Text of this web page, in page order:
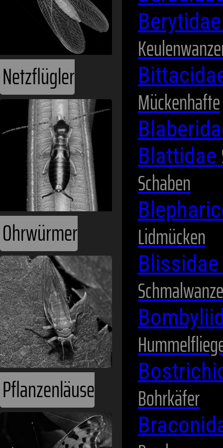
Netzflügler
Ohrwürmer
Pflanzenläuse
Mückenhafte
Blattidae
Schaben
Lidmücken
Blissidae
Bohrkäfer